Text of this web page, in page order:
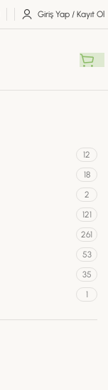
Giriş Yap / Kayıt Ol
12
18
2
121
261
53
35
1